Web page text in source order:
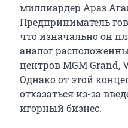
миллиардер Араз
Предприниматель
что изначально он
аналог
центров MGM Grand,
Однако от этой
отказаться из-за
игорный бизнес.